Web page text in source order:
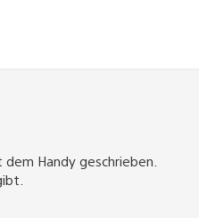
Handy geschrieben.